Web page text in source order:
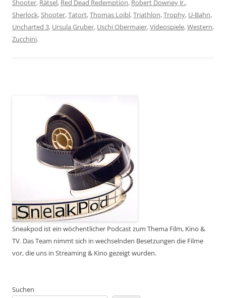
Shooter, Rätsel , Red Dead Redemption, Robert Downey Jr.,
Sherlock, Shooter,Tatort,Thomas Loibl,Triathlon,Trophy, U-Bahn,
Uncharted 3, Ursula Gruber, Uschi Obermaier,Videospiele,Western,
Zucchini.
Sneakpod ist ein wöchentlicher Podcast zum Thema Film, Kino &
TV. Das Team nimmt sich in wechselnden Besetzungen die Filme
vor, die uns in Streaming & Kino gezeigt wurden.
Suchen